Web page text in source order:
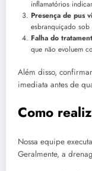
inflamatórios
Presença de pus
esbranquiçado sob
Falha do
que não evoluem
Além disso,
imediata antes de
Como
Nossa equipe
Geralmente, a